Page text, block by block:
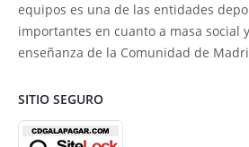
equipos es una de las entidades
importantes en cuanto a masa social
enseñanza de la Comunidad de
SITIO SEGURO